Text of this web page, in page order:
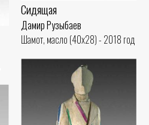
Сидящая
Дамир Рузыбаев
Шамот, масло (40x28) - 2018 год